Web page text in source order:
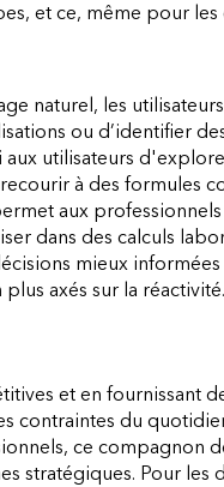
et ce, même pour
naturel, les
ou d’identifier
utilisateurs
recourir à des
aux
dans des calculs
mieux
axés sur la réactivité.
et en fournissant
contraintes du
ce compagnon
stratégiques. Pour